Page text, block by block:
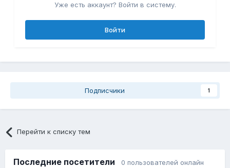
Уже есть аккаунт? Войти в систему.
Войти
Подписчики 1
Перейти к списку тем
Последние посетители 0 пользователей онлайн